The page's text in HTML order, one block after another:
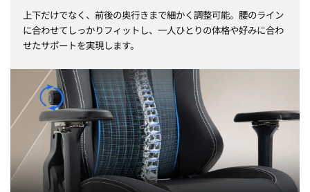
上下だけでなく、前後の奥行きまで細かく調整可能。腰のライン
に合わせてしっかりフィットし、一人ひとりの体格や好みに合わ
せたサポートを実現します。